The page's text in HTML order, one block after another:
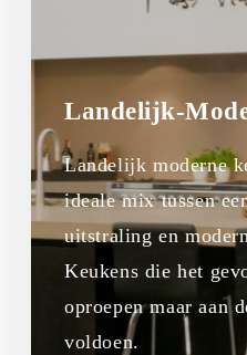
Landelijk-
Landelijk moderne
ideale mix tussen
uitstraling en
Keukens die het
oproepen maar aan
voldoen.